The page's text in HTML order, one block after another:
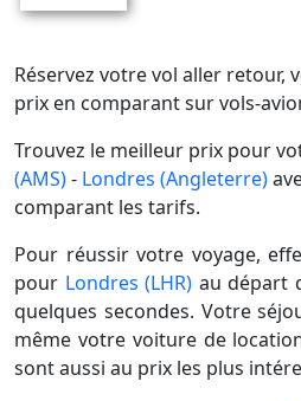
Réservez votre vol aller retour,
prix en comparant sur vols-
Trouvez le meilleur prix pour
(AMS)- Londres (Angleterre)
comparant les tarifs.
Pour réussir votre voyage,
pour Londres (LHR) au départ
quelques secondes. Votre
même votre voiture de
sont aussi au prix les plus